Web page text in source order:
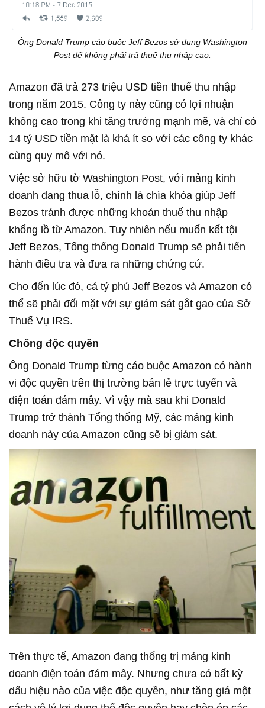
Ông Donald Trump cáo buộc Jeff Bezos sử dụng Washington
Post để không phải trả thuế thu nhập cao.
Amazon đã trả 273 triệu USD tiền thuế thu nhập
trong năm 2015. Công ty này cũng có lợi nhuận
không cao trong khi tăng trưởng mạnh mẽ, và chỉ có
14 tỷ USD tiền mặt là khá ít so với các công ty khác
cùng quy mô với nó.
Việc sở hữu tờ Washington Post, với mảng kinh
doanh đang thua lỗ, chính là chìa khóa giúp Jeff
Bezos tránh được những khoản thuế thu nhập
khổng lồ từ Amazon. Tuy nhiên nếu muốn kết tội
Jeff Bezos, Tổng thống Donald Trump sẽ phải tiến
hành điều tra và đưa ra những chứng cứ.
Cho đến lúc đó, cả tỷ phú Jeff Bezos và Amazon có
thể sẽ phải đối mặt với sự giám sát gắt gao của Sở
Thuế Vụ IRS.
Chống độc quyền
Ông Donald Trump từng cáo buộc Amazon có hành
vi độc quyền trên thị trường bán lẻ trực tuyến và
điện toán đám mây. Vì vậy mà sau khi Donald
Trump trở thành Tổng thống Mỹ, các mảng kinh
doanh này của Amazon cũng sẽ bị giám sát.
Trên thực tế, Amazon đang thống trị mảng kinh
doanh điện toán đám mây. Nhưng chưa có bất kỳ
dấu hiệu nào của việc độc quyền, như tăng giá một